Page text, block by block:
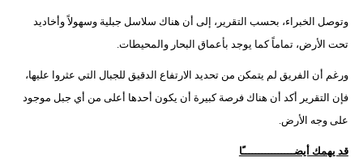
وتوصل الخبراء، بحسب التقرير، إلى أن هناك سلاسل جبلية وسهولاً وأخاديد
تحت الأرض، تماماً كما يوجد بأعماق البحار والمحيطات.
ورغم أن الفريق لم يتمكن من تحديد الارتفاع الدقيق للجبال التي عثروا عليها،
فإن التقرير أكد أن هناك فرصة كبيرة أن يكون أحدها أعلى من أي جبل موجود
على وجه الأرض.
قد يهمك أيضــــــــــــــــًا